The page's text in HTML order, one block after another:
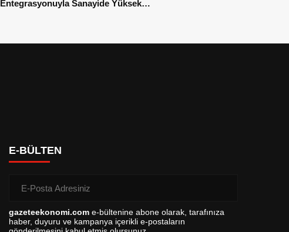
Entegrasyonuyla Sanayide Yüksek
E-BÜLTEN
gazeteekonomi.com e-bültenine abone olarak, tarafınıza
haber, duyuru ve kampanya içerikli e-postaların